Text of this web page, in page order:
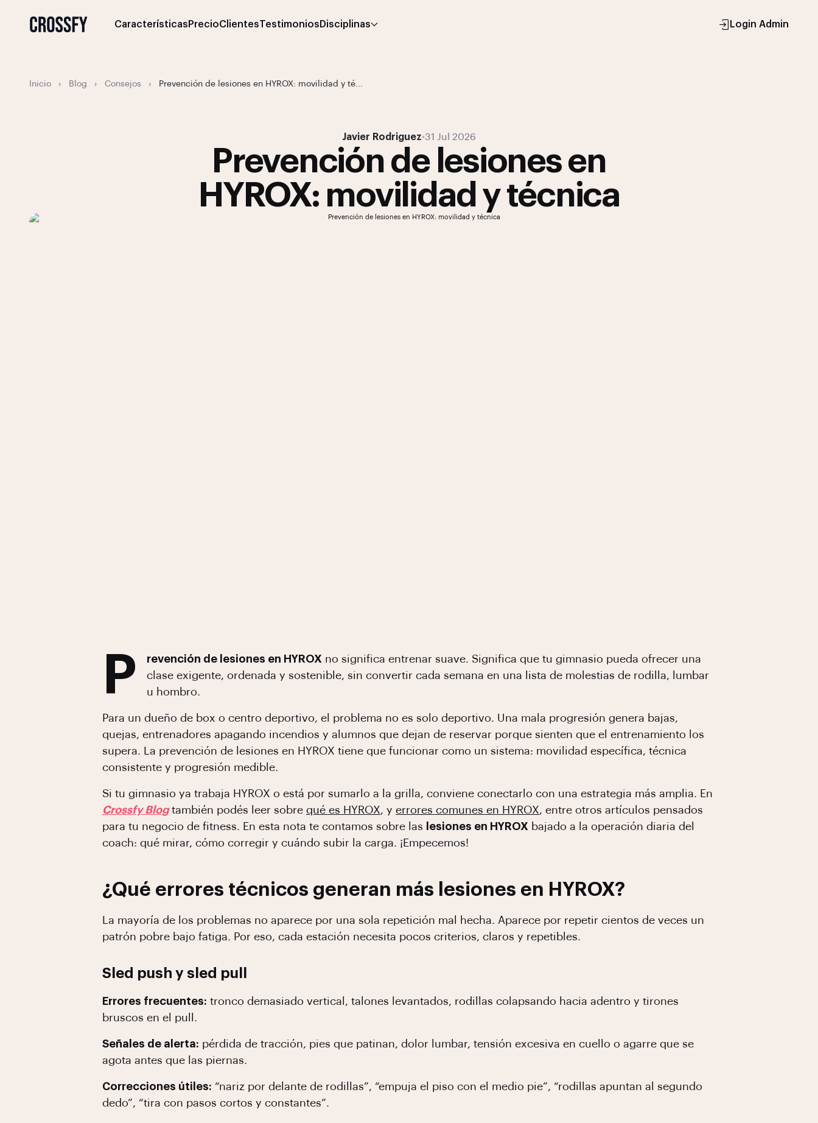
Características PrecioClientesTestimonios Disciplinas Login Admin
Inicio › Blog › Consejos › Prevención de lesiones en HYROX: movilidad y té...
Javier Rodriguez•31 Jul 2026
Prevención de lesiones en
HYROX: movilidad y técnica
P revención de lesiones en HYROX no significa entrenar suave. Significa que tu gimnasio pueda ofrecer una
clase exigente, ordenada y sostenible, sin convertir cada semana en una lista de molestias de rodilla, lumbar
u hombro.
Para un dueño de box o centro deportivo, el problema no es solo deportivo. Una mala progresión genera bajas,
quejas, entrenadores apagando incendios y alumnos que dejan de reservar porque sienten que el entrenamiento los
supera. La prevención de lesiones en HYROX tiene que funcionar como un sistema: movilidad específica, técnica
consistente y progresión medible.
Si tu gimnasio ya trabaja HYROX o está por sumarlo a la grilla, conviene conectarlo con una estrategia más amplia. En
Crossfy Blogtambién podés leer sobre qué es HYROX, y errores comunes en HYROX, entre otros artículos pensados
para tu negocio de fitness. En esta nota te contamos sobre las
lesiones en HYROX bajado a la operación diaria del
coach: qué mirar, cómo corregir y cuándo subir la carga. ¡Empecemos!
¿Qué errores técnicos generan más lesiones en HYROX?
La mayoría de los problemas no aparece por una sola repetición mal hecha. Aparece por repetir cientos de veces un
patrón pobre bajo fatiga. Por eso, cada estación necesita pocos criterios, claros y repetibles.
Sled push y sled pull
Errores frecuentes: tronco demasiado vertical, talones levantados, rodillas colapsando hacia adentro y tirones
bruscos en el pull.
Señales de alerta: pérdida de tracción, pies que patinan, dolor lumbar, tensión excesiva en cuello o agarre que se
agota antes que las piernas.
Correcciones útiles: “nariz por delante de rodillas”, “empuja el piso con el medio pie”, “rodillas apuntan al segundo
dedo”, “tira con pasos cortos y constantes”.